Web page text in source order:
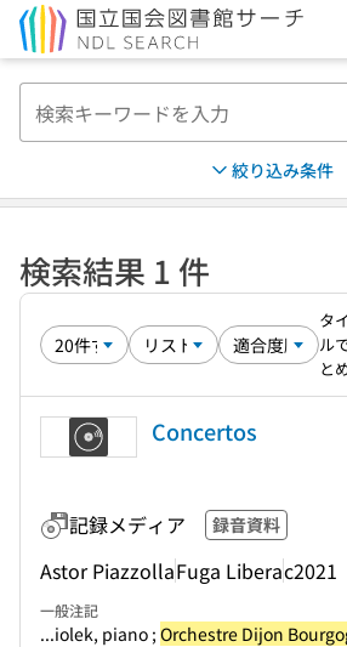
絞り込み条件
検索結果 1 件
タ
ル
と
Concertos
記録メディア 録音資料
Astor PiazzollaFuga Liberac2021
一般注記
...iolek, piano ; Orchestre Dijon